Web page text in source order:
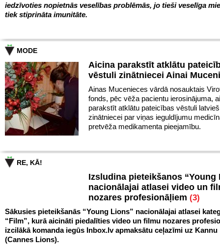
iedzīvoties nopietnās veselības problēmās, jo tieši veselīga
tiek stiprināta imunitāte.
MODE
Aicina parakstīt atklātu
vēstuli zinātniecei Ainai
Ainas Mucenieces vārdā nosauktais
fonds, pēc vēža pacientu ierosinājuma,
parakstīt atklātu pateicības vēstuli
zinātniecei par viņas ieguldījumu
pretvēža medikamenta pieejamību.
RE, KĀ!
Izsludina pieteikšanos “Young
nacionālajai atlasei video un
nozares profesionāļiem (3)
Sākusies pieteikšanās “Young Lions” nacionālajai atlasei
“Film”, kurā aicināti piedalīties video un filmu nozares
izcilākā komanda iegūs Inbox.lv apmaksātu ceļazīmi uz Kannu
(Cannes Lions).